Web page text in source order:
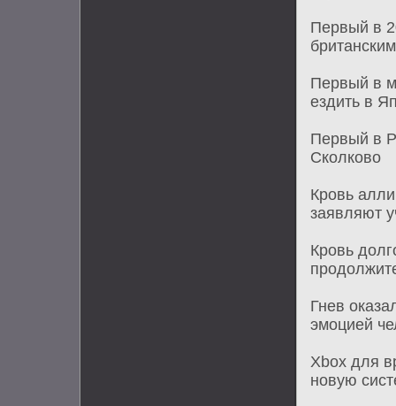
Первый в
Первый в
ездить в
Первый в
Сколково
Кровь
заявляют
Кровь
Гнев
эмоцией
Xbox для
новую